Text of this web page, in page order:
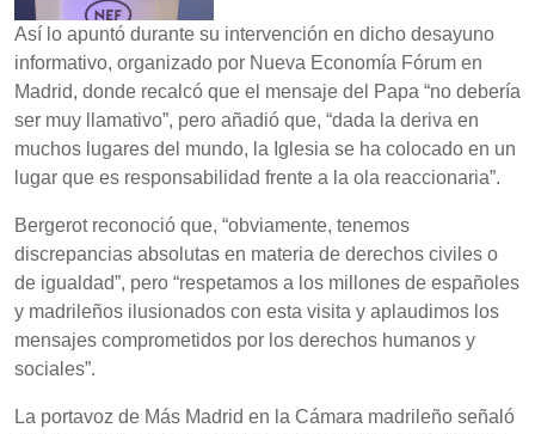
Así lo apuntó durante su intervención en dicho desayuno
informativo, organizado por Nueva Economía Fórum en
Madrid, donde recalcó que el mensaje del Papa “no debería
ser muy llamativo”, pero añadió que, “dada la deriva en
muchos lugares del mundo, la Iglesia se ha colocado en un
lugar que es responsabilidad frente a la ola reaccionaria”.
Bergerot reconoció que, “obviamente, tenemos
discrepancias absolutas en materia de derechos civiles o
de igualdad”, pero “respetamos a los millones de españoles
y madrileños ilusionados con esta visita y aplaudimos los
mensajes comprometidos por los derechos humanos y
sociales”.
La portavoz de Más Madrid en la Cámara madrileño señaló